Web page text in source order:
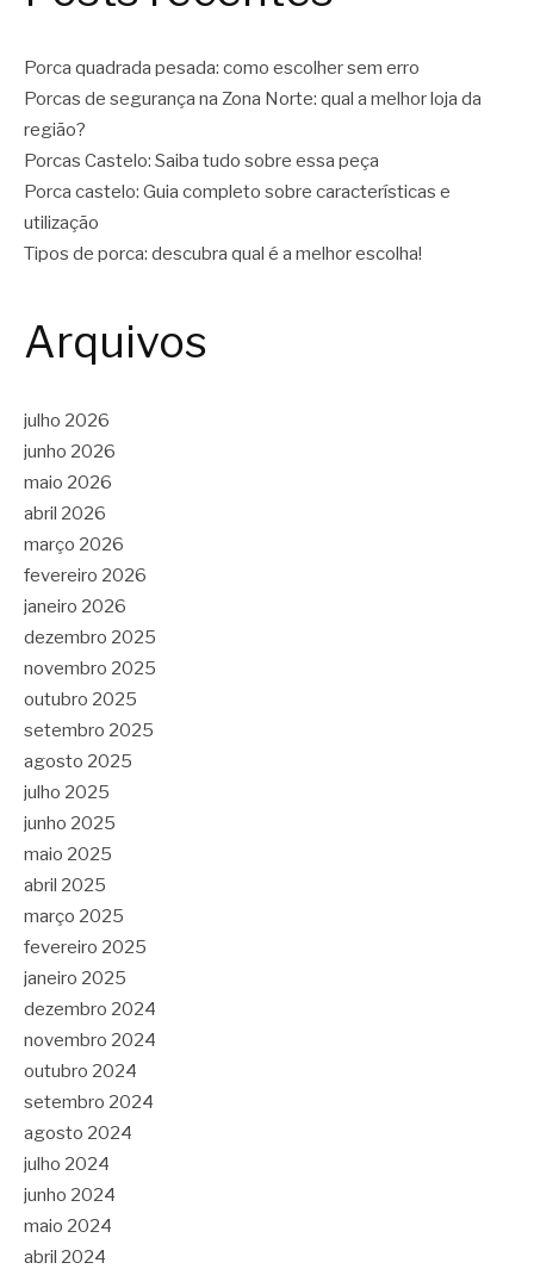
Porca quadrada pesada: como escolher sem erro
Porcas de segurança na Zona Norte: qual a melhor loja da
região?
Porcas Castelo: Saiba tudo sobre essa peça
Porca castelo: Guia completo sobre características e
utilização
Tipos de porca: descubra qual é a melhor escolha!
Arquivos
julho 2026
junho 2026
maio 2026
abril 2026
março 2026
fevereiro 2026
janeiro 2026
dezembro 2025
novembro 2025
outubro 2025
setembro 2025
agosto 2025
julho 2025
junho 2025
maio 2025
abril 2025
março 2025
fevereiro 2025
janeiro 2025
dezembro 2024
novembro 2024
outubro 2024
setembro 2024
agosto 2024
julho 2024
junho 2024
maio 2024
abril 2024